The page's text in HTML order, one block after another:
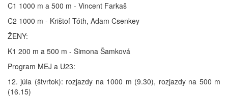
C1 1000 m a 500 m - Vincent Farkaš
C2 1000 m - Krištof Tóth, Adam Csenkey
ŽENY:
K1 200 m a 500 m - Simona Šamková
Program MEJ a U23:
12. júla (štvrtok): rozjazdy na 1000 m (9.30), rozjazdy na 500 m
(16.15)